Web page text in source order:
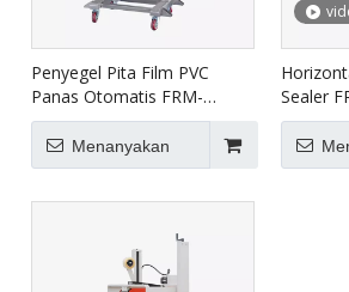
Penyegel Pita Film PVC
Panas Otomatis FRM-
1120LD
Menanyakan
Sealer